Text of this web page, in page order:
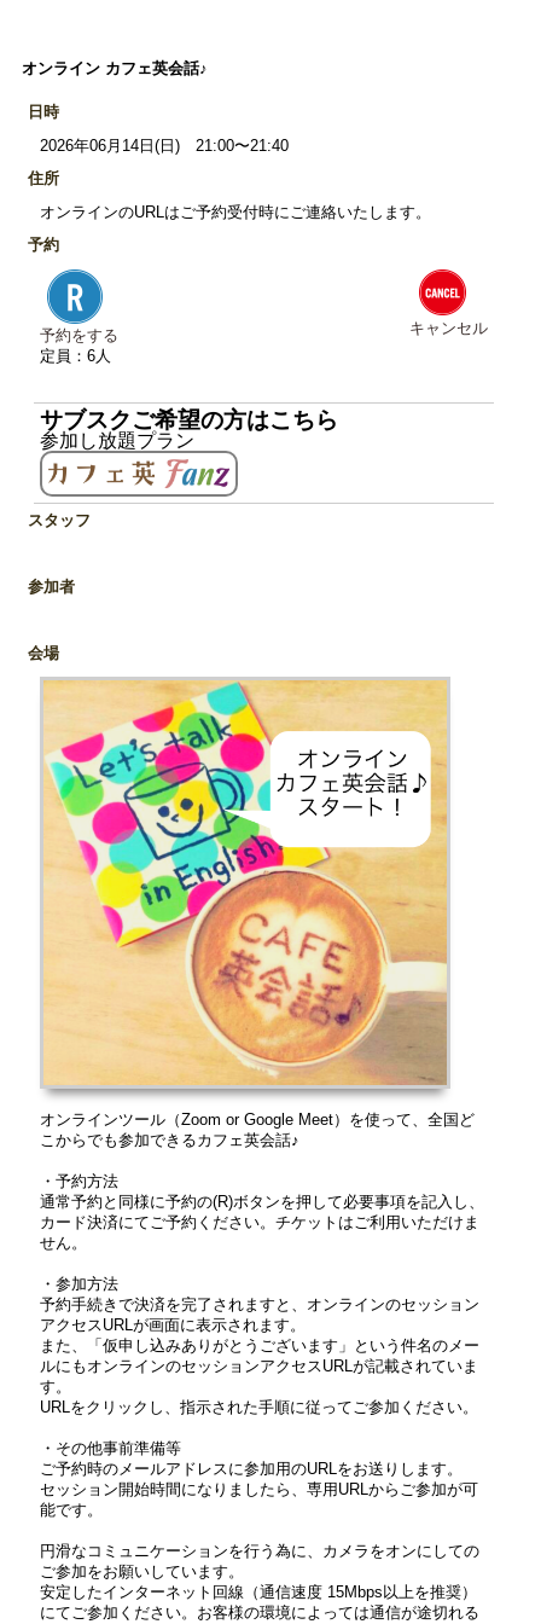
オンライン カフェ英会話♪
日時
2026年06月14日(日) 21:00〜21:40
住所
オンラインのURLはご予約受付時にご連絡いたします。
予約
予約をする
定員：6人
キャンセル
サブスクご希望の方はこちら
参加し放題プラン
スタッフ
参加者
会場
オンラインツール（Zoom or Google Meet）を使って、全国ど
こからでも参加できるカフェ英会話♪
・予約方法
通常予約と同様に予約の(R)ボタンを押して必要事項を記入し、
カード決済にてご予約ください。チケットはご利用いただけま
せん。
・参加方法
予約手続きで決済を完了されますと、オンラインのセッション
アクセスURLが画面に表示されます。
また、「仮申し込みありがとうございます」という件名のメー
ルにもオンラインのセッションアクセスURLが記載されていま
す。
URLをクリックし、指示された手順に従ってご参加ください。
・その他事前準備等
ご予約時のメールアドレスに参加用のURLをお送りします。
セッション開始時間になりましたら、専用URLからご参加が可
能です。
円滑なコミュニケーションを行う為に、カメラをオンにしての
ご参加をお願いしています。
安定したインターネット回線（通信速度 15Mbps以上を推奨）
にてご参加ください。お客様の環境によっては通信が途切れる